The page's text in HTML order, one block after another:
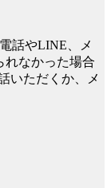
話やLINE、メ
れなかった場合
いただくか、メ